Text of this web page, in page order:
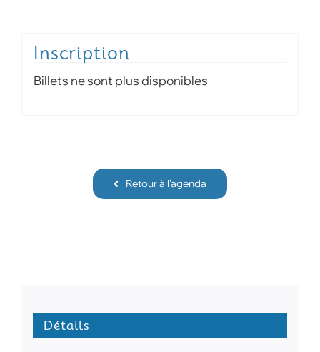
Billets ne sont plus disponibles
Retour à l'agenda
Détails